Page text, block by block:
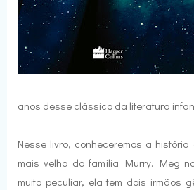
anos desse clássico da literatura
Nesse livro, conheceremos a
mais velha da família Murry. Meg
muito peculiar, ela tem dois irmãos